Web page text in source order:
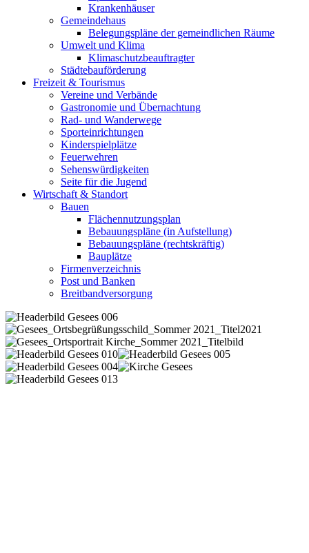
Krankenhäuser
Gemeindehaus
Belegungspläne der gemeindlichen Räume
Umwelt und Klima
Klimaschutzbeauftragter
Städtebauförderung
Freizeit & Tourismus
Vereine und Verbände
Gastronomie und Übernachtung
Rad- und Wanderwege
Sporteinrichtungen
Kinderspielplätze
Feuerwehren
Sehenswürdigkeiten
Seite für die Jugend
Wirtschaft & Standort
Bauen
Flächennutzungsplan
Bebauungspläne (in Aufstellung)
Bebauungspläne (rechtskräftig)
Bauplätze
Firmenverzeichnis
Post und Banken
Breitbandversorgung